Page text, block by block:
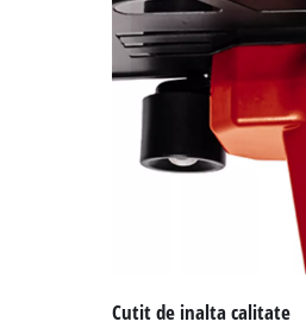
Cutit de inalta calitate